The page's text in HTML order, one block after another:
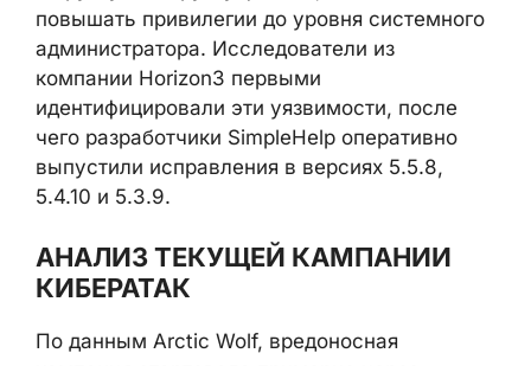
повышать привилегии до уровня системного
администратора. Исследователи из
компании Horizon3 первыми
идентифицировали эти уязвимости, после
чего разработчики SimpleHelp оперативно
выпустили исправления в версиях 5.5.8,
5.4.10 и 5.3.9.
АНАЛИЗ ТЕКУЩЕЙ КАМПАНИИ
КИБЕРАТАК
По данным Arctic Wolf, вредоносная